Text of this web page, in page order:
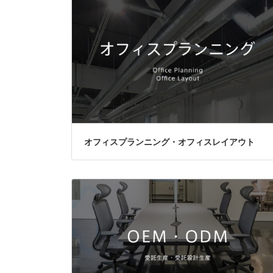
オフィスプランニング・オフィスレイアウト